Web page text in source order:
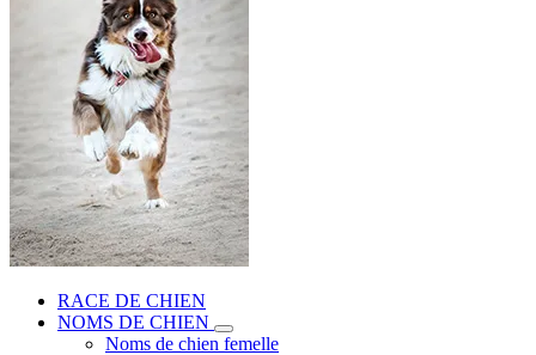
RACE DE CHIEN
NOMS DE CHIEN
Noms de chien femelle